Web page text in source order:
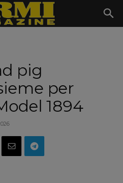
pig
per
1894